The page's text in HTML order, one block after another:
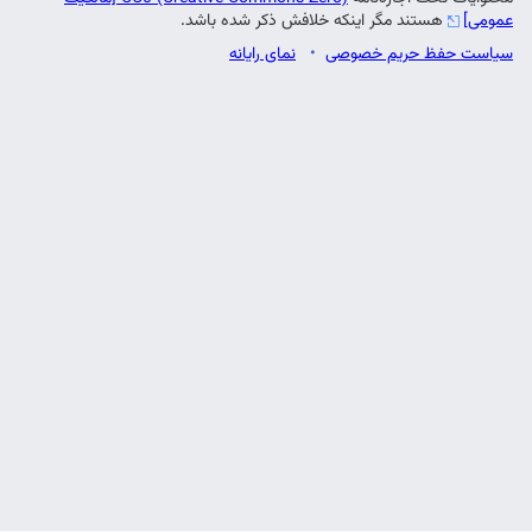
عمومی]
هستند مگر اینکه خلافش ذکر شده باشد.
سیاست حفظ حریم خصوصی
نمای رایانه